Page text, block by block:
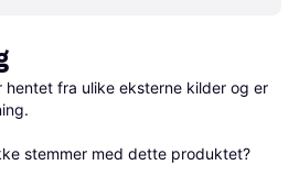
hentet fra ulike eksterne kilder og er
stemmer med dette produktet?